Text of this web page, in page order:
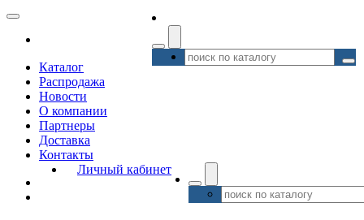
Каталог
Распродажа
Новости
О компании
Партнеры
Доставка
Контакты
Личный кабинет